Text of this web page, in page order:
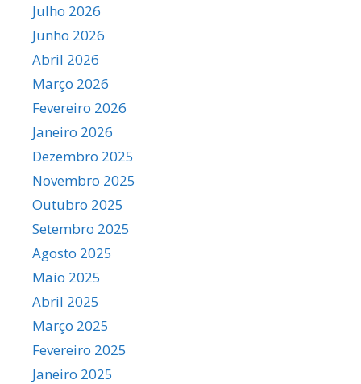
Julho 2026
Junho 2026
Abril 2026
Março 2026
Fevereiro 2026
Janeiro 2026
Dezembro 2025
Novembro 2025
Outubro 2025
Setembro 2025
Agosto 2025
Maio 2025
Abril 2025
Março 2025
Fevereiro 2025
Janeiro 2025